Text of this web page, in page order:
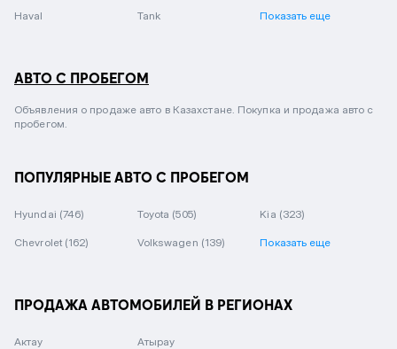
Haval Tank Показать еще
АВТО С ПРОБЕГОМ
Объявления о продаже авто в Казахстане. Покупка и продажа авто с
пробегом.
ПОПУЛЯРНЫЕ АВТО С ПРОБЕГОМ
Hyundai (746) Toyota (505) Kia (323)
Chevrolet (162) Volkswagen (139) Показать еще
ПРОДАЖА АВТОМОБИЛЕЙ В РЕГИОНАХ
Актау Атырау